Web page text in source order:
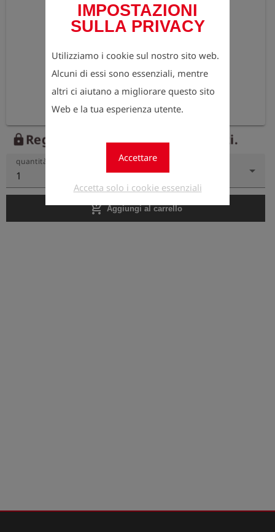
IMPOSTAZIONI
SULLA PRIVACY
Utilizziamo i cookie sul nostro sito web.
Alcuni di essi sono essenziali, mentre
altri ci aiutano a migliorare questo sito
Web e la tua esperienza utente.
Accettare
Accetta solo i cookie essenziali
lock Registrati ora per vedere i prezzi.
quantità
1
add_shopping_cart Aggiungi al carrello